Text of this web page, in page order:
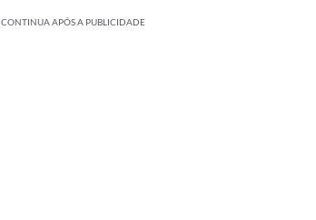
CONTINUA APÓS A PUBLICIDADE